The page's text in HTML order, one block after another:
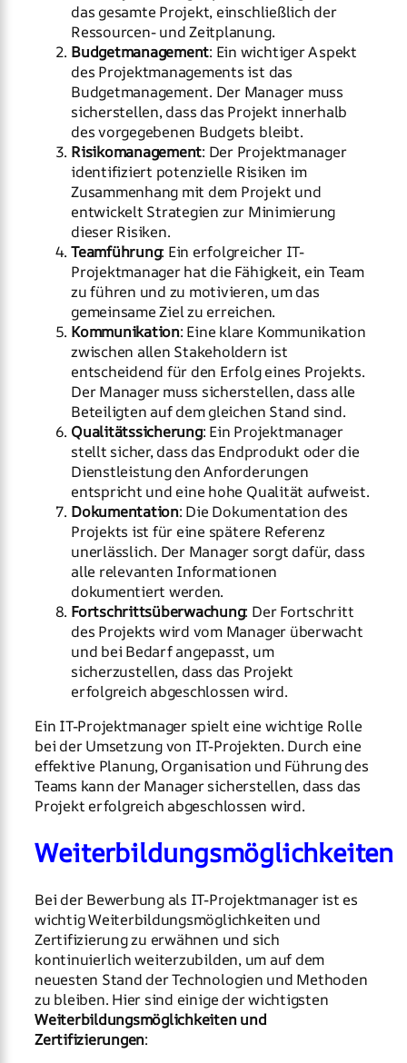
das gesamte Projekt, einschließlich der
Ressourcen- und Zeitplanung.
Budgetmanagement: Ein wichtiger Aspekt
des Projektmanagements ist das
Budgetmanagement. Der Manager muss
sicherstellen, dass das Projekt innerhalb
des vorgegebenen Budgets bleibt.
Risikomanagement: Der Projektmanager
identifiziert potenzielle Risiken im
Zusammenhang mit dem Projekt und
entwickelt Strategien zur Minimierung
dieser Risiken.
Teamführung: Ein erfolgreicher IT-
Projektmanager hat die Fähigkeit, ein Team
zu führen und zu motivieren, um das
gemeinsame Ziel zu erreichen.
Kommunikation: Eine klare Kommunikation
zwischen allen Stakeholdern ist
entscheidend für den Erfolg eines Projekts.
Der Manager muss sicherstellen, dass alle
Beteiligten auf dem gleichen Stand sind.
Qualitätssicherung: Ein Projektmanager
stellt sicher, dass das Endprodukt oder die
Dienstleistung den Anforderungen
entspricht und eine hohe Qualität aufweist.
Dokumentation: Die Dokumentation des
Projekts ist für eine spätere Referenz
unerlässlich. Der Manager sorgt dafür, dass
alle relevanten Informationen
dokumentiert werden.
Fortschrittsüberwachung: Der Fortschritt
des Projekts wird vom Manager überwacht
und bei Bedarf angepasst, um
sicherzustellen, dass das Projekt
erfolgreich abgeschlossen wird.
Ein IT-Projektmanager spielt eine wichtige Rolle
bei der Umsetzung von IT-Projekten. Durch eine
effektive Planung, Organisation und Führung des
Teams kann der Manager sicherstellen, dass das
Projekt erfolgreich abgeschlossen wird.
Weiterbildungsmöglichkeiten
Bei der Bewerbung als IT-Projektmanager ist es
wichtig Weiterbildungsmöglichkeiten und
Zertifizierung zu erwähnen und sich
kontinuierlich weiterzubilden, um auf dem
neuesten Stand der Technologien und Methoden
zu bleiben. Hier sind einige der wichtigsten
Weiterbildungsmöglichkeiten und
Zertifizierungen: